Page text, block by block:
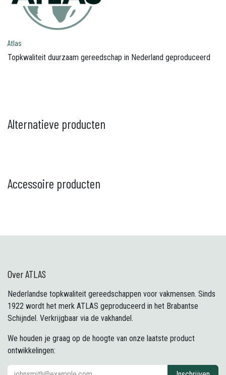
Atlas
Topkwaliteit duurzaam gereedschap in Nederland geproduceerd
Alternatieve producten
Accessoire producten
Over ATLAS
Nederlandse topkwaliteit gereedschappen voor vakmensen. Sinds
1922 wordt het merk ATLAS geproduceerd in het Brabantse
Schijndel. Verkrijgbaar via de vakhandel.
We houden je graag op de hoogte van onze laatste product
ontwikkelingen: